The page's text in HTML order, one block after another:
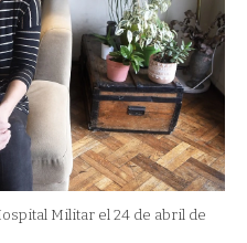
Militar el 24 de abril de